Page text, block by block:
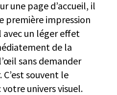
une page d’accueil, il
première impression
un léger effet
de la
sans demander
souvent le
univers visuel.